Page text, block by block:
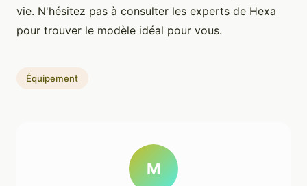
vie. N'hésitez pas à consulter les experts de Hexa
pour trouver le modèle idéal pour vous.
Équipement
M